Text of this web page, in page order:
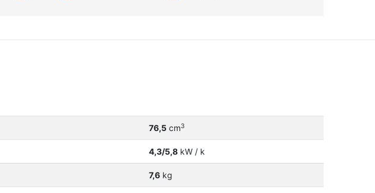
76,5cm3
4,3/5,8kW / k
7,6kg